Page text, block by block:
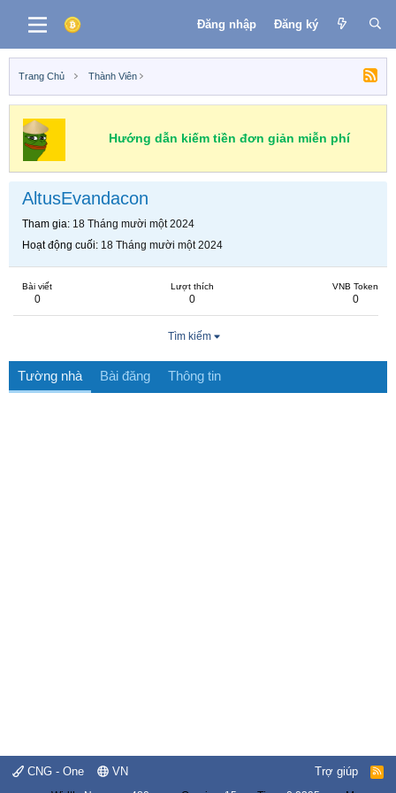
Đăng nhập Đăng ký
Trang Chủ Thành Viên
Hướng dẫn kiếm tiền đơn giản miễn phí
AltusEvandacon
Tham gia 18 Tháng mười một 2024
Hoạt động cuối 18 Tháng mười một 2024
Bài viết
0
Lượt thích
0
VNB Token
0
Tìm kiếm
Tường nhà Bài đăng Thông tin
CNG - One VN Trợ giúp
R